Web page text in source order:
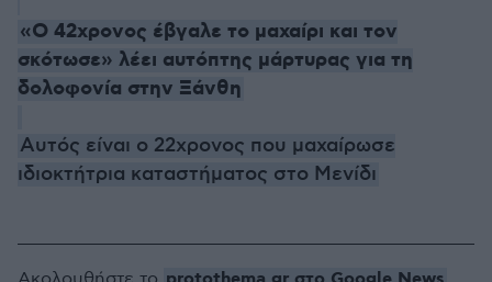
«Ο 42χρονος έβγαλε το μαχαίρι και τον
σκότωσε» λέει αυτόπτης μάρτυρας για τη
δολοφονία στην Ξάνθη
Αυτός είναι ο 22χρονος που μαχαίρωσε
ιδιοκτήτρια καταστήματος στο Μενίδι